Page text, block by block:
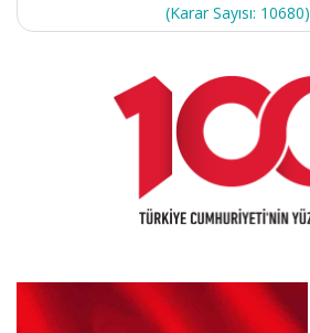
(Karar Sayısı: 10680)